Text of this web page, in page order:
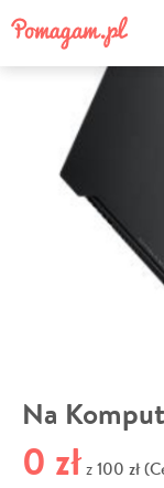
Na
0 zł z 100 zł